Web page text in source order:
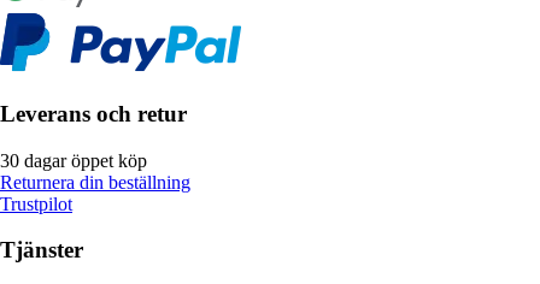
Leverans och retur
30 dagar öppet köp
Returnera din beställning
Trustpilot
Tjänster